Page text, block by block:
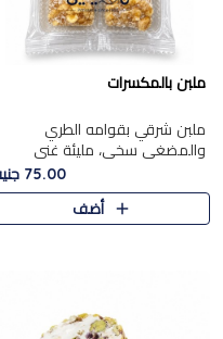
ملبن بالمكسرات
ملبن شرقي بقوامه الطري
والمضغي سخي، مليئة غني
بتشكيلة فاخرة من المكسرات
مشكلة المختارة التي تقدم تضيف
قرمشة مميزة مرضية ونكهة
75.00 جنيه
أضف